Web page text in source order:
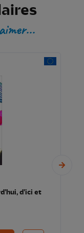
d’ici et